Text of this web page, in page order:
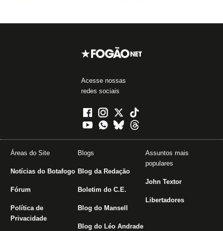
Acesse nossas
redes sociais
Áreas do Site
Notícias do Botafogo
Fórum
Política de
Privacidade
Blogs
Blog da Redação
Boletim do C.E.
Blog do Mansell
Blog do Léo Andrade
Assuntos mais
populares
John Textor
Libertadores